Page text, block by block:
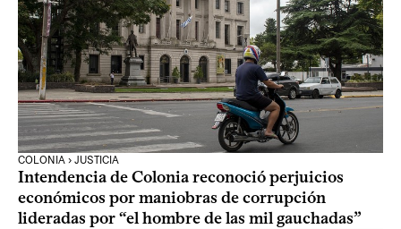
COLONIA › JUSTICIA
Intendencia de Colonia reconoció perjuicios
económicos por maniobras de corrupción
lideradas por “el hombre de las mil gauchadas”